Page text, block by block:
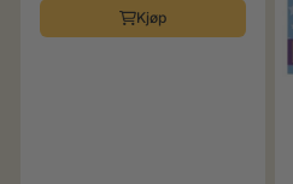
Kjøp